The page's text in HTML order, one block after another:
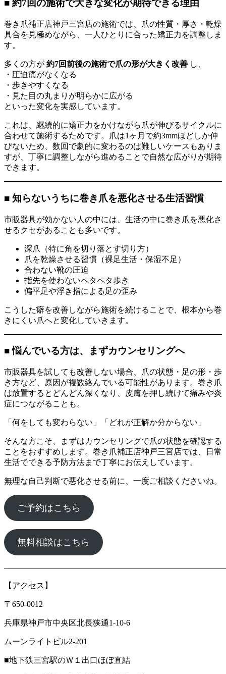
■ 約7回の施術で大きな変化が期待できる理由
巻き爪補正店神戸三宮店の施術では、爪の性質・厚さ・乾燥
具合を見極めながら、一人ひとりに合った矯正力を調整しま
す。
多くの方が 約7回前後の施術で爪の形が大きく改善 し、
・圧迫痛がなくなる
・歩きやすくなる
・見た目の丸まりが明らかに広がる
といった変化を実感しています。
これは、継続的に矯正力をかけながら爪が伸びるサイクルに
合わせて施術するためです。爪は1ヶ月で約3mmほどしか伸
びないため、数回で劇的に変わるのは難しいケースもありま
すが、丁寧に調整しながら進めることで自然な広がりが期待
できます。
■ 知らないうちに巻き爪を悪化させる生活習慣
市販器具が効かない人の中には、生活の中に巻き爪を悪化さ
せるクセがあることも多いです。
深爪（特に角を切り落とす切り方）
爪を乾燥させる習慣（裸足生活・保湿不足）
合わない靴の圧迫
指先を使わないペタペタ歩き
偏平足や浮き指による足の歪み
こうした癖を改善しながら施術を続けることで、根本から巻
きにくい爪へと変化していきます。
■ 悩んでいる方は、まずカウンセリングへ
市販器具を試しても改善しない場合、爪の状態・足の形・歩
き方など、原因が複数絡んでいる可能性があります。巻き爪
は放置するとどんどん深くなり、皮膚を押し続けて痛みや炎
症につながることも。
「何をしても変わらない」「どれが正解か分からない」
そんな方こそ、まずはカウンセリングで爪の状態を確認する
ことをおすすめします。巻き爪補正店神戸三宮店では、日常
生活でできる予防方法まで丁寧にお伝えしています。
無理な自己判断で悪化させる前に、一度ご相談くださいね。
ご予約はこちら
無料相談はこちら
【アクセス】
〒650-0012
兵庫県神戸市中央区北長狭通1-10-6
ムーンライトビル2-201
■地下鉄三宮駅のＷ１出口ほぼ直結